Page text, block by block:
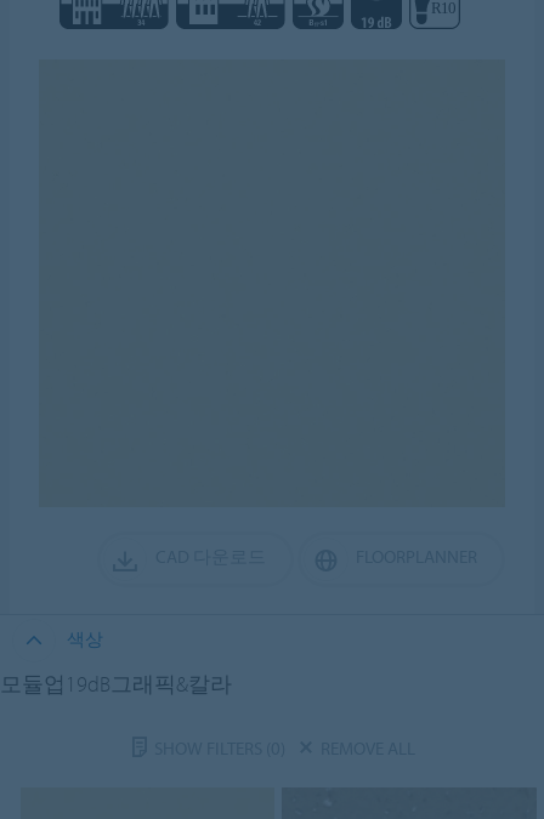
색상
모듈업19dB그래픽&칼라